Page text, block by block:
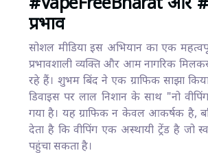
प्रभाव
सोशल मीडिया इस अभियान का एक
प्रभावशाली व्यक्ति और आम नागरिक
रहे हैं। शुभम बिंद ने एक ग्राफिक साझा
डिवाइस पर लाल निशान के साथ "नो
गया है। यह ग्राफिक न केवल आकर्षक है,
देता है कि वीपिंग एक अस्थायी ट्रेंड है जो
पहुंचा सकता है।